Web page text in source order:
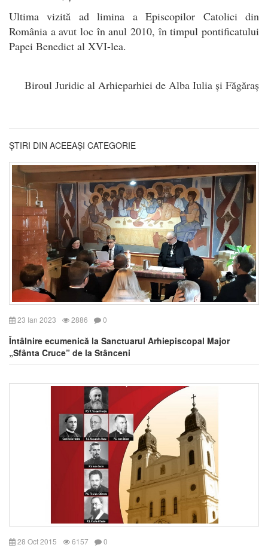
Ultima vizită ad limina a Episcopilor Catolici din
România a avut loc în anul 2010, în timpul pontificatului
Papei Benedict al XVI-lea.
Biroul Juridic al Arhieparhiei de Alba Iulia și Făgăraș
ȘTIRI DIN ACEEAȘI CATEGORIE
23 Ian 2023 2886 0
Întâlnire ecumenică la Sanctuarul Arhiepiscopal Major
„Sfânta Cruce” de la Stânceni
28 Oct 2015 6157 0